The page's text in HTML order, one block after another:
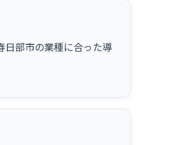
部市の業種に合った導